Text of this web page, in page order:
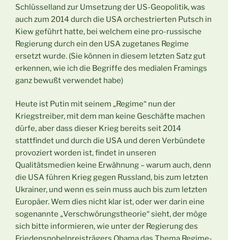
Schlüsselland zur Umsetzung der US-Geopolitik, was
auch zum 2014 durch die USA orchestrierten Putsch in
Kiew geführt hatte, bei welchem eine pro-russische
Regierung durch ein den USA zugetanes Regime
ersetzt wurde. (Sie können in diesem letzten Satz gut
erkennen, wie ich die Begriffe des medialen Framings
ganz bewußt verwendet habe)
Heute ist Putin mit seinem „Regime“ nun der
Kriegstreiber, mit dem man keine Geschäfte machen
dürfe, aber dass dieser Krieg bereits seit 2014
stattfindet und durch die USA und deren Verbündete
provoziert worden ist, findet in unseren
Qualitätsmedien keine Erwähnung – warum auch, denn
die USA führen Krieg gegen Russland, bis zum letzten
Ukrainer, und wenn es sein muss auch bis zum letzten
Europäer. Wem dies nicht klar ist, oder wer darin eine
sogenannte „Verschwörungstheorie“ sieht, der möge
sich bitte informieren, wie unter der Regierung des